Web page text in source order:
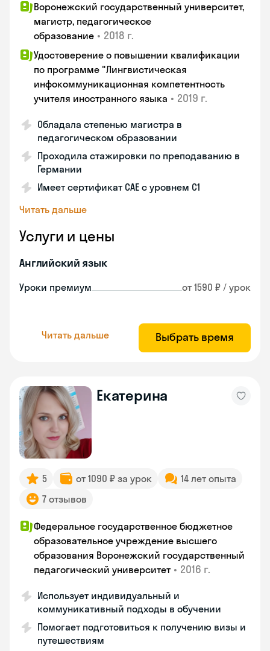
Воронежский государственный университет,
магистр, педагогическое
образование • 2018 г.
Удостоверение о повышении квалификации
по программе "Лингвистическая
инфокоммуникационная компетентность
учителя иностранного языка • 2019 г.
Обладала степенью магистра в
педагогическом образовании
Проходила стажировки по преподаванию в
Германии
Имеет сертификат САЕ с уровнем С1
Читать дальше
Услуги и цены
Английский язык
Уроки премиум от 1590 ₽ / урок
Читать дальше Выбрать время
Екатерина
5 от 1090 ₽ за урок
14 лет опыта
7 отзывов
Федеральное государственное бюджетное
образовательное учреждение высшего
образования Воронежский государственный
педагогический университет • 2016 г.
Использует индивидуальный и
коммуникативный подходы в обучении
Помогает подготовиться к получению визы и
путешествиям